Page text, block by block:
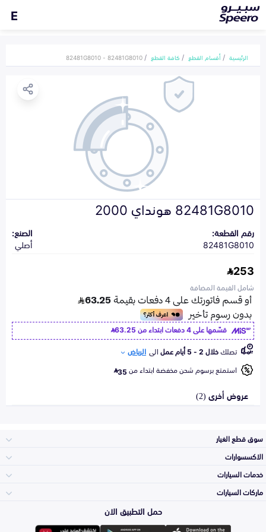
E
الرئيسية أقسام القطع كافة القطع 82481G8010 - 82481G8010
82481G8010 هونداي 2000
رقم القطعة:
82481G8010
الصنع:
أصلي
253
شامل القيمة المضافة
قسّمها على 4 دفعات ابتداء من
63.25
تصلكخلال 2 - 5 أيام عمل الى الرياض
استمتع برسوم شحن مخفضة ابتداء من35
عروض أخرى (2)
سوق قطع الغيار
المكائن، القيرات
وملحقاتها
الاكسسوارات
خدمات السيارات
الأكثر مبيعاً
ماركات السيارات
تويوتا
حمل التطبيق الان